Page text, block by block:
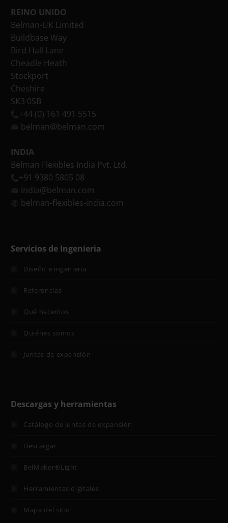
REINO UNIDO
Belman-UK Limited
Buildbase Way
Bird Hall Lane
Cheadle Heath
Stockport
Cheshire
SK3 0SB
+44 (0) 161 491 5515
belman@belman.com
INDIA
Belman Flexibles India Pvt. Ltd.
+91 9380 5805 08
india@belman.com
belman-flexibles-india.com
Servicios de Ingenieria
Diseño e ingeniería
Referencias
Qué hacemos
Quiénes somos
Juntas de expansión
Descargas y herramientas
Catálogo de juntas de expansión
Descargar
BelMaker®Light
Herramientas digitales
Mapa del sitio